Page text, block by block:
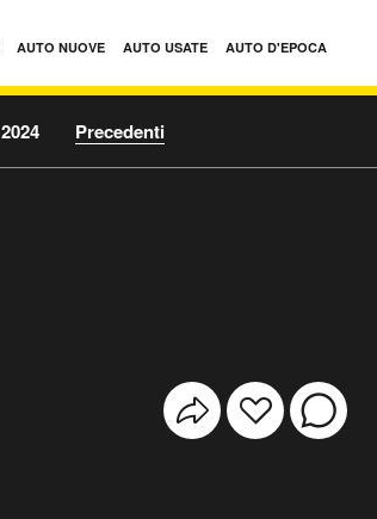
AUTO NUOVE AUTO USATE AUTO D'EPOCA
2024 Precedenti